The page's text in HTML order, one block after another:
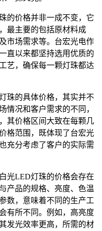
的价格并非一成不变，它
最主要的包括原材料成
市场需求等。台宏光电作
直以来都坚持选用优质的
艺，确保每一颗灯珠都达
珠的具体价格，其实并不
情况和客户需求的不同，
其价格区间大致在每颗几
格范围，既体现了台宏光
充分考虑了客户的实际需
光LED灯珠的价格会存在
产品的规格、亮度、色温
数，意味着不同的生产工
有所不同。例如，高亮度
发光效率更高，所需的材